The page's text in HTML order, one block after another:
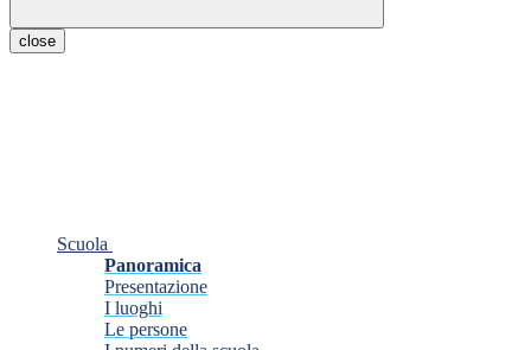
close
Scuola
Panoramica
Presentazione
I luoghi
Le persone